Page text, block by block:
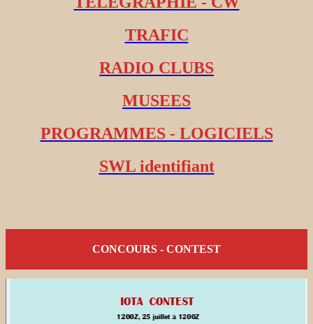
TRAFIC
RADIO CLUBS
MUSEES
PROGRAMMES - LOGICIELS
SWL identifiant
CONCOURS - CONTEST